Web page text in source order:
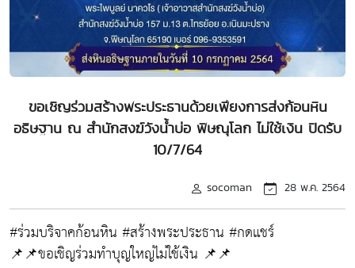
ขอเชิญร่วมสร้างพระประธานด้วยเพียงการส่งก้อนหิน
อธิษฐาน ณ สำนักสงฆ์วังน้ำบ่อ พิษณุโลก ไม่ใช้เงิน ปิดรับ
10/7/64
socoman 28 พ.ค. 2564
#ร่วมบริจาคก้อนหิน #สร้างพระประธาน #กดแชร์
📌📌ขอเชิญร่วมทำบุญใหญ่ไม่ใช้เงิน 📌📌